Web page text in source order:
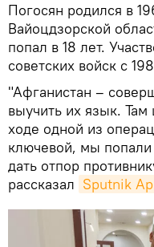
Погосян родился в
Вайоцдзорской
попал в 18 лет.
советских войск с
"Афганистан –
выучить их язык.
ходе одной из
ключевой, мы
дать отпор
рассказал Sputnik